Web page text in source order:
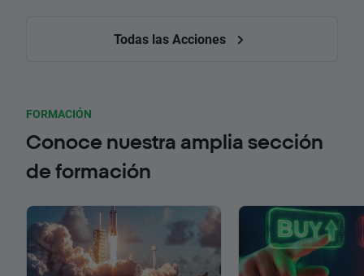
Todas las Acciones
FORMACIÓN
Conoce nuestra amplia sección
de formación